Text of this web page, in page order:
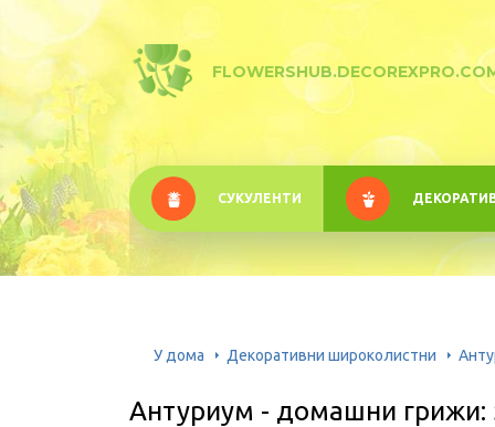
СУКУЛЕНТИ
У дома Декоративни широколистни
Антуриум - домашни грижи: